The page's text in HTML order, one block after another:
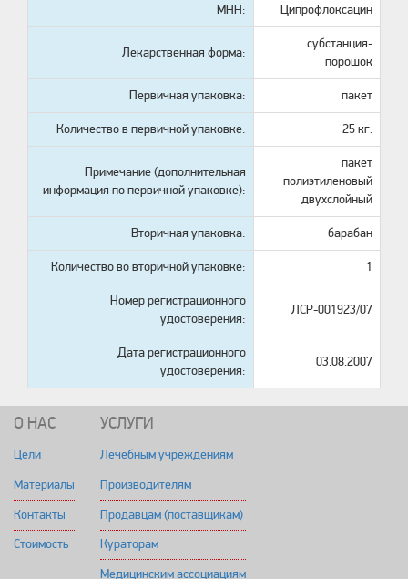
МНН: Ципрофлоксацин
Лекарственная форма:
субстанция-
порошок
Первичная упаковка: пакет
Количество в первичной упаковке: 25 кг.
Примечание (дополнительная
информация по первичной упаковке):
пакет
полиэтиленовый
двухслойный
Вторичная упаковка: барабан
Количество во вторичной упаковке: 1
Номер регистрационного
удостоверения:
ЛСР-001923/07
Дата регистрационного
удостоверения:
03.08.2007
О НАС
Цели
Материалы
Контакты
Стоимость
УСЛУГИ
Лечебным учреждениям
Производителям
Продавцам (поставщикам)
Кураторам
Медицинским ассоциациям